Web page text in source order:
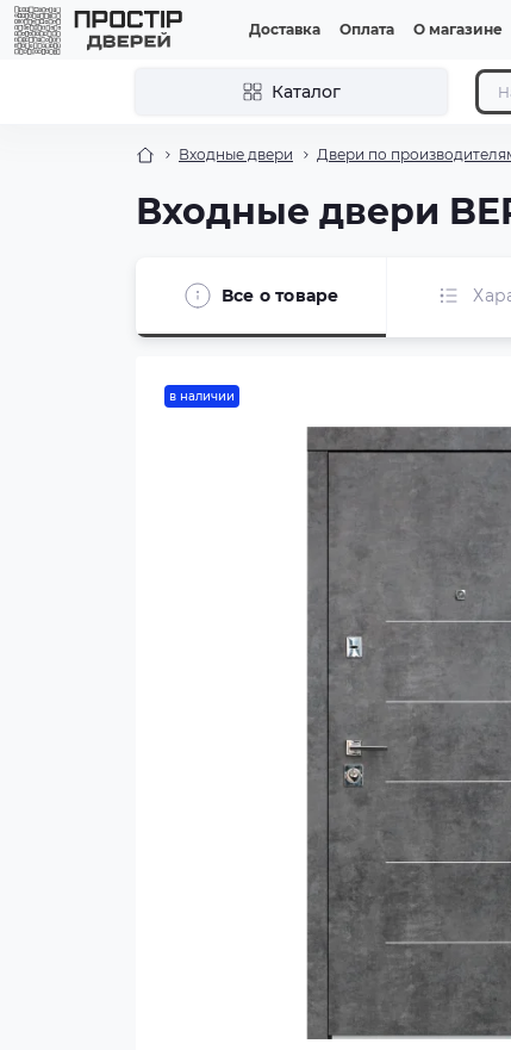
Доставка Оплата О магазине
Каталог
Входные двери Двери по
Входные двери
Все о товаре
в наличии